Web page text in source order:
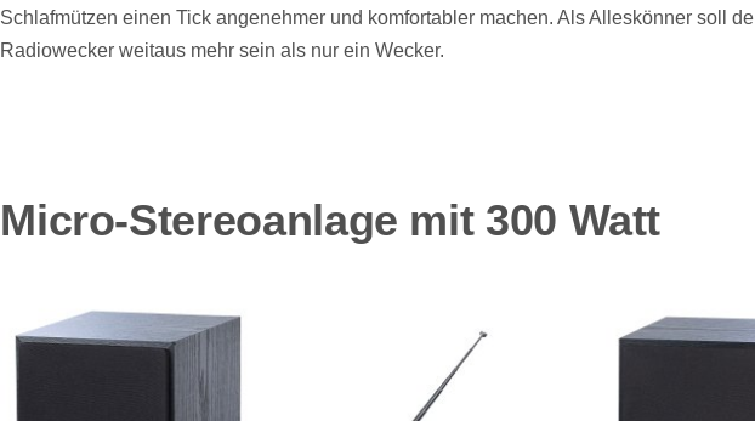
Schlafmützen einen Tick angenehmer und komfortabler machen. Als Alleskönner soll
Radiowecker weitaus mehr sein als nur ein Wecker.
Micro-Stereoanlage mit 300 Watt